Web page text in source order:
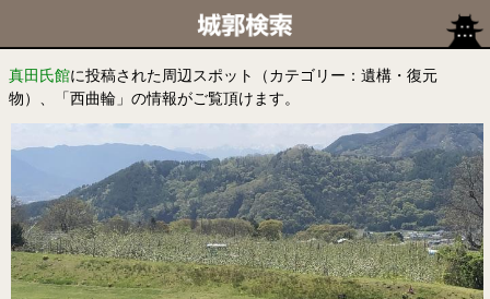
真田氏館に投稿された周辺スポット（カテゴリー：遺構・復元
物）、「西曲輪」の情報がご覧頂けます。